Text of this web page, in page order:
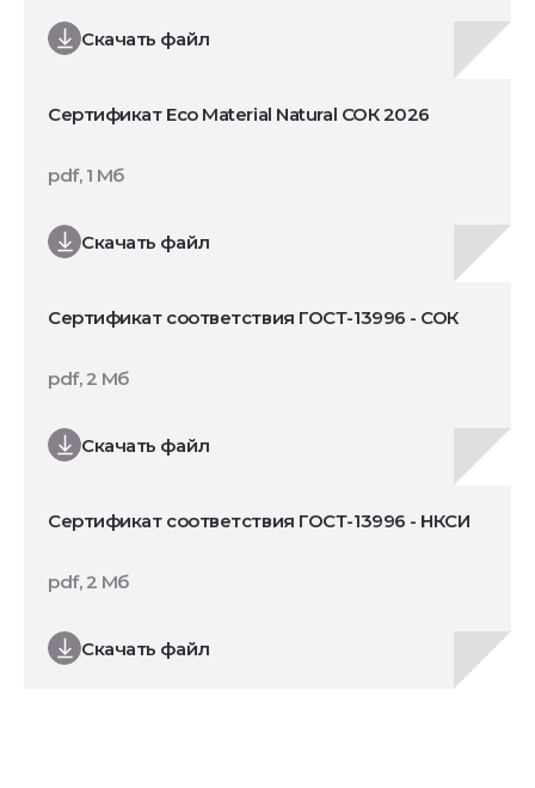
Скачать файл
Сертификат Eco Material Natural СОК 2026
Скачать файл
pdf, 1 Мб
Сертификат соответствия ГОСТ-13996 - СОК
Скачать файл
pdf, 2 Мб
Сертификат соответствия ГОСТ-13996 - НКСИ
Скачать файл
pdf, 2 Мб